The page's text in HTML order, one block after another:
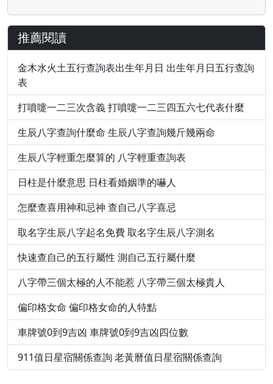
推薦閱讀
金木水火土五行查詢表出生年月日 出生年月日五行查詢
表
打噴嚏一二三次含義 打噴嚏一二三四五六七代表什麼
生辰八字查詢什麼命 生辰八字查詢幾斤幾兩命
生辰八字輕重怎麼算的 八字輕重查詢表
日柱是什麼意思 日柱看婚姻準的嚇人
怎麼查喜用神和忌神 查自己八字喜忌
取名字生辰八字起名免費 取名字生辰八字測名
快速查自己的五行屬性 測自己五行屬什麼
八字帶三個太極的人不能惹 八字帶三個太極貴人
偏印格女命 偏印格女命的人特點
車牌號0到9吉凶 車牌號0到9吉凶四位數
911值日星宿關係查詢 老黃曆值日星宿關係查詢